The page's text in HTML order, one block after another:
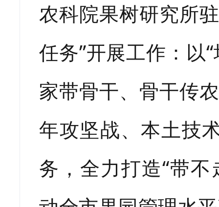
农科院果树研究所
任务”开展工作：以
家带骨干、骨干传
年攻坚战、本土技
务，全力打造“带